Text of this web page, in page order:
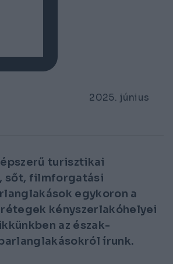
2025. június
turisztikai
sőt, filmforgatási
egykoron a
kényszerlakóhelyei
az észak-
írunk.